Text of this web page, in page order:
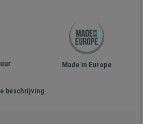
Made in Europe
beschrijving